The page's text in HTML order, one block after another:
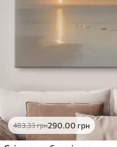
483.33грн290 .00 грн